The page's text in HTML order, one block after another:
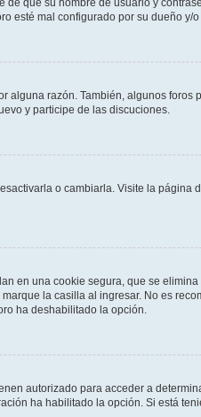
esté mal configurado por su dueño
alguna razón. También, algunos
y participe de las discuciones.
o cambiarla. Visite la página
en una cookie segura, que se
la casilla al ingresar. No es
ha deshabilitado la opción.
autorizado para acceder a
ha habilitado la opción. Si está